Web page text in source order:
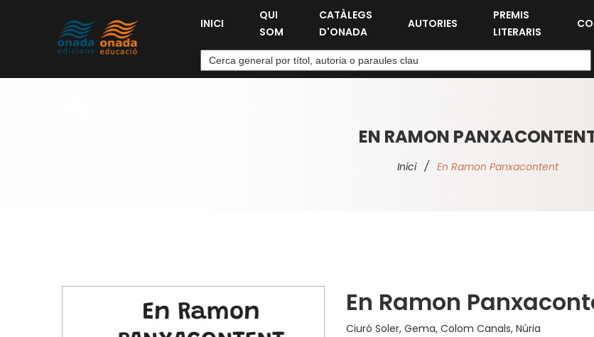
INICI
QUI
SOM
CATÀLEGS
D'ONADA
AUTORIES
PREMIS
LITERARIS
EN RAMON
Inici / En Ramon Panxacontent
En Ramon
Ciuró Soler, Gema, Colom Canals, Núria